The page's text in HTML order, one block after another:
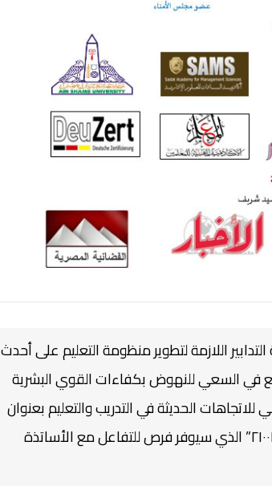
اللازمة لتطوير منظومة التعليم على ‏أحدث
في السعي للنهوض بكفاءات القوي البشرية
للاتجاهات الحديثة في التدريب والتعليم بعنوان
“نظام إدارة المؤسسات التعليمية وفق المعيار الدولي ISO ٢١٠٠١:٢٠١٨” الذي سيوفر فرص للتفاعل مع الأساتذة